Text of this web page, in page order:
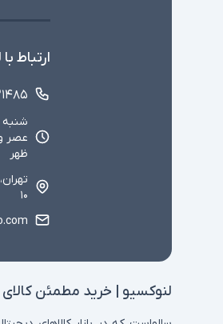
ارتباط
ظهر
۱۰
لنوکسیو | خرید مطمئن کالای